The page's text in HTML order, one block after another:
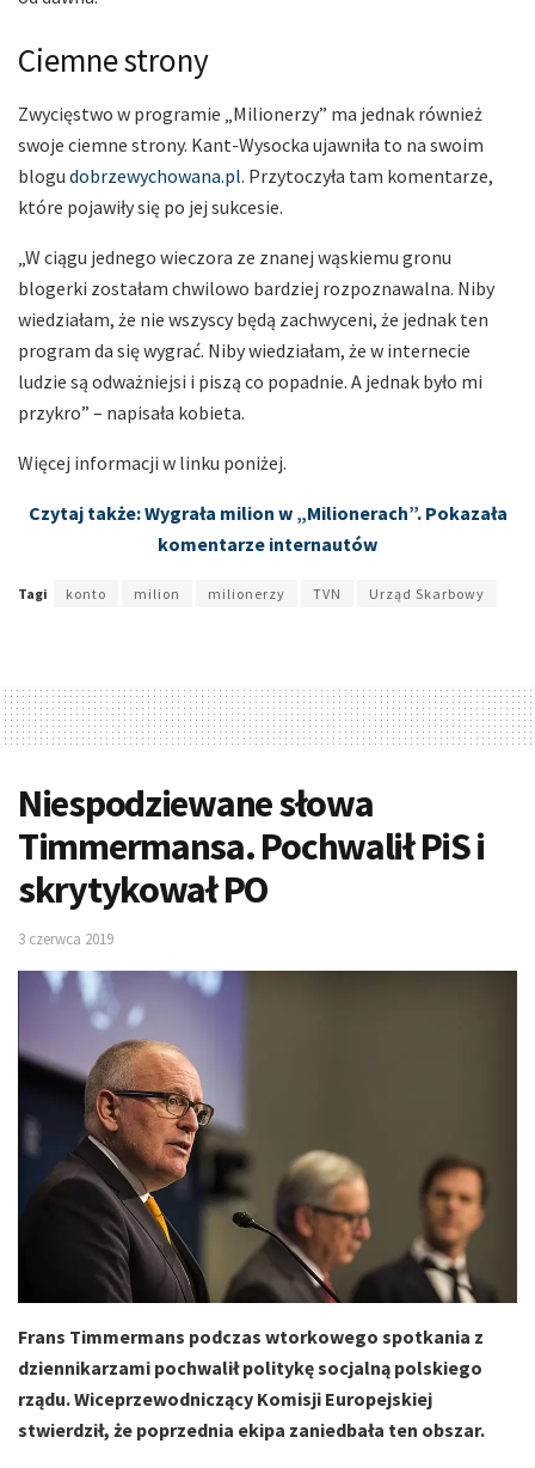
Ciemne strony
Zwycięstwo w programie „Milionerzy” ma jednak również
swoje ciemne strony. Kant-Wysocka ujawniła to na swoim
blogu dobrzewychowana.pl. Przytoczyła tam komentarze,
które pojawiły się po jej sukcesie.
„W ciągu jednego wieczora ze znanej wąskiemu gronu
blogerki zostałam chwilowo bardziej rozpoznawalna. Niby
wiedziałam, że nie wszyscy będą zachwyceni, że jednak ten
program da się wygrać. Niby wiedziałam, że w internecie
ludzie są odważniejsi i piszą co popadnie. A jednak było mi
przykro” – napisała kobieta.
Więcej informacji w linku poniżej.
Czytaj także: Wygrała milion w „Milionerach”. Pokazała
komentarze internautów
Tagi konto milion milionerzy TVN Urząd Skarbowy
Niespodziewane słowa
Timmermansa. Pochwalił PiS i
skrytykował PO
3 czerwca 2019
Frans Timmermans podczas wtorkowego spotkania z
dziennikarzami pochwalił politykę socjalną polskiego
rządu. Wiceprzewodniczący Komisji Europejskiej
stwierdził, że poprzednia ekipa zaniedbała ten obszar.